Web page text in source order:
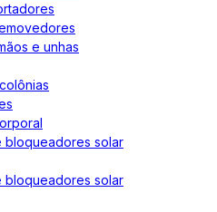
e unhas
bloqueadores solar
bloqueadores solar